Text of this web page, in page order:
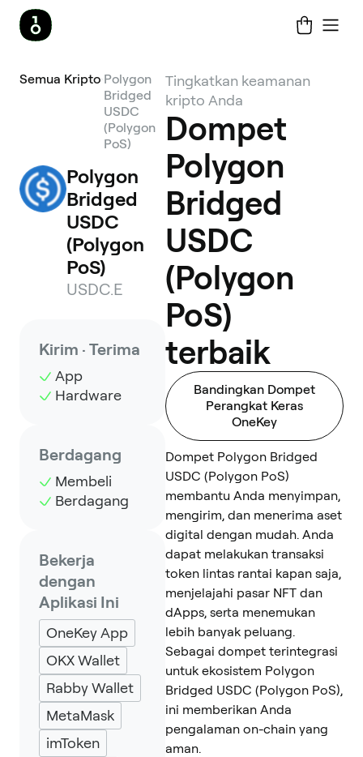
Semua Kripto Polygon
Bridged
USDC
(Polygon
PoS)
Polygon
Bridged
USDC
(Polygon
PoS)
USDC.E
Kirim · Terima
App
Hardware
Berdagang
Membeli
Berdagang
Bekerja
dengan
Aplikasi Ini
OneKey App
OKX Wallet
Rabby Wallet
MetaMask
imToken
Tingkatkan keamanan
kripto Anda
Dompet
Polygon
Bridged
USDC
(Polygon
PoS)
terbaik
Bandingkan Dompet
Perangkat Keras
OneKey
Dompet Polygon Bridged
USDC (Polygon PoS)
membantu Anda menyimpan,
mengirim, dan menerima aset
digital dengan mudah. Anda
dapat melakukan transaksi
token lintas rantai kapan saja,
menjelajahi pasar NFT dan
dApps, serta menemukan
lebih banyak peluang.
Sebagai dompet terintegrasi
untuk ekosistem Polygon
Bridged USDC (Polygon PoS),
ini memberikan Anda
pengalaman on-chain yang
aman.